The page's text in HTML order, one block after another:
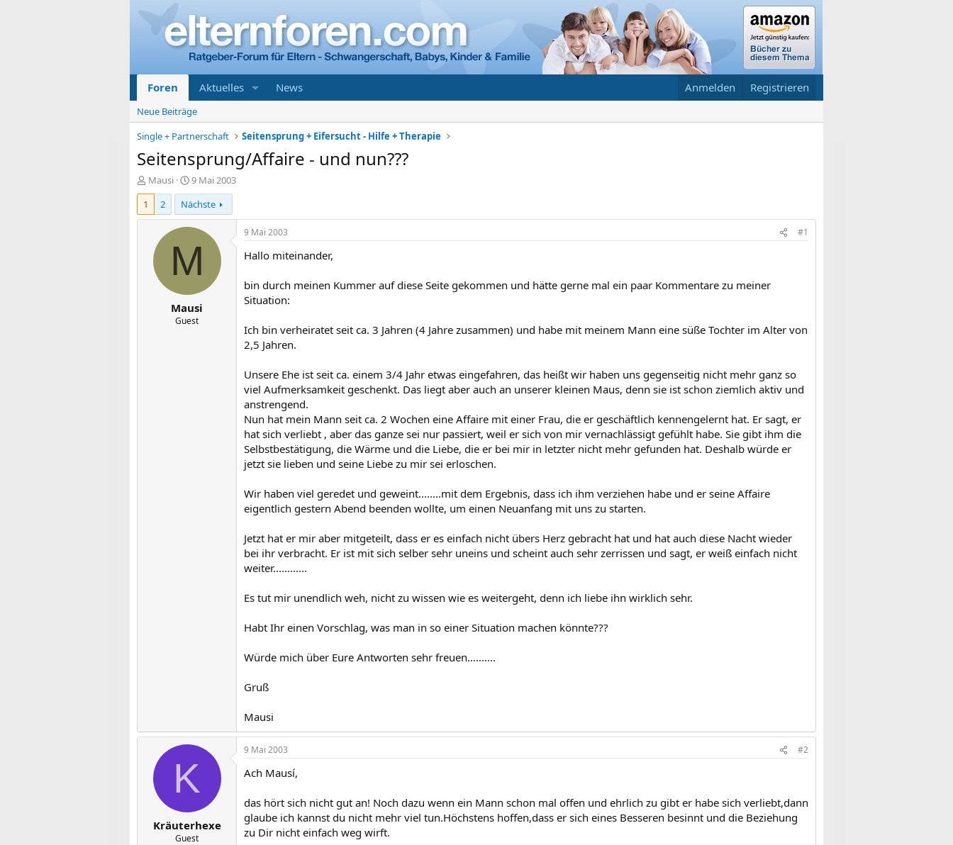
Foren Aktuelles News Anmelden Registrieren
Neue Beiträge
Single + Partnerschaft
Seitensprung + Eifersucht - Hilfe + Therapie
Seitensprung/Affaire - und nun???
E
r
t
Mausi
E
r
s
t
e
l
t
m
9 Mai 2003
1
2 Nächste
M
Mausi
Guest
9 Mai 2003 #1
Hallo miteinander,
bin durch meinen Kummer auf diese Seite gekommen und hätte gerne mal ein paar Kommentare zu meiner
Situation:
Ich bin verheiratet seit ca. 3 Jahren (4 Jahre zusammen) und habe mit meinem Mann eine süße Tochter im Alter von
2,5 Jahren.
Unsere Ehe ist seit ca. einem 3/4 Jahr etwas eingefahren, das heißt wir haben uns gegenseitig nicht mehr ganz so
viel Aufmerksamkeit geschenkt. Das liegt aber auch an unserer kleinen Maus, denn sie ist schon ziemlich aktiv und
anstrengend.
Nun hat mein Mann seit ca. 2 Wochen eine Affaire mit einer Frau, die er geschäftlich kennengelernt hat. Er sagt, er
hat sich verliebt , aber das ganze sei nur passiert, weil er sich von mir vernachlässigt gefühlt habe. Sie gibt ihm die
Selbstbestätigung, die Wärme und die Liebe, die er bei mir in letzter nicht mehr gefunden hat. Deshalb würde er
jetzt sie lieben und seine Liebe zu mir sei erloschen.
Wir haben viel geredet und geweint........mit dem Ergebnis, dass ich ihm verziehen habe und er seine Affaire
eigentlich gestern Abend beenden wollte, um einen Neuanfang mit uns zu starten.
Jetzt hat er mir aber mitgeteilt, dass er es einfach nicht übers Herz gebracht hat und hat auch diese Nacht wieder
bei ihr verbracht. Er ist mit sich selber sehr uneins und scheint auch sehr zerrissen und sagt, er weiß einfach nicht
weiter............
Es tut mir unendlich weh, nicht zu wissen wie es weitergeht, denn ich liebe ihn wirklich sehr.
Habt Ihr einen Vorschlag, was man in so einer Situation machen könnte???
Würde mich über Eure Antworten sehr freuen..........
Gruß
Mausi
K
Kräuterhexe
Guest
9 Mai 2003 #2
Ach Mausí,
das hört sich nicht gut an! Noch dazu wenn ein Mann schon mal offen und ehrlich zu gibt er habe sich verliebt,dann
glaube ich kannst du nicht mehr viel tun.Höchstens hoffen,dass er sich eines Besseren besinnt und die Beziehung
zu Dir nicht einfach weg wirft.